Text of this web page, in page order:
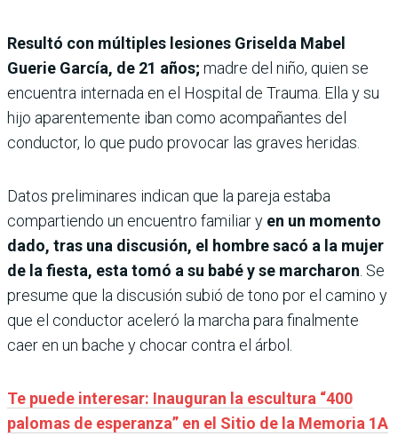
Resultó con múltiples lesiones Griselda Mabel
Guerie García, de 21 años; madre del niño, quien se
encuentra internada en el Hospital de Trauma. Ella y su
hijo aparentemente iban como acompañantes del
conductor, lo que pudo provocar las graves heridas.
Datos preliminares indican que la pareja estaba
compartiendo un encuentro familiar y en un momento
dado, tras una discusión, el hombre sacó a la mujer
de la fiesta, esta tomó a su babé y se marcharon . Se
presume que la discusión subió de tono por el camino y
que el conductor aceleró la marcha para finalmente
caer en un bache y chocar contra el árbol.
Te puede interesar: Inauguran la escultura “400
palomas de esperanza” en el Sitio de la Memoria 1A